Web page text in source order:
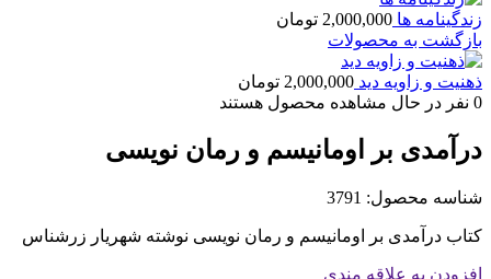
زندگینامه ها 2,000,000 تومان
بازگشت به محصولات
ذهنیت و زاویه دید 2,000,000 تومان
0 نفر در حال مشاهده محصول هستند
درآمدی بر اومانیسم و رمان نویسی
شناسه محصول: 3791
کتاب درآمدی بر اومانیسم و رمان نویسی نوشته شهریار زرشناس
افزودن به علاقه مندی